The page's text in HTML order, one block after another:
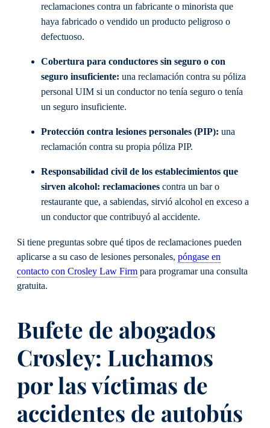
reclamaciones contra un fabricante o minorista que
haya fabricado o vendido un producto peligroso o
defectuoso.
Cobertura para conductores sin seguro o con
seguro insuficiente: una reclamación contra su póliza
personal UIM si un conductor no tenía seguro o tenía
un seguro insuficiente.
Protección contra lesiones personales (PIP): una
reclamación contra su propia póliza PIP.
Responsabilidad civil de los establecimientos que
sirven alcohol: reclamaciones contra un bar o
restaurante que, a sabiendas, sirvió alcohol en exceso a
un conductor que contribuyó al accidente.
Si tiene preguntas sobre qué tipos de reclamaciones pueden
aplicarse a su caso de lesiones personales, póngase en
contacto con Crosley Law Firm para programar una consulta
gratuita.
Bufete de abogados
Crosley: Luchamos
por las víctimas de
accidentes de autobús